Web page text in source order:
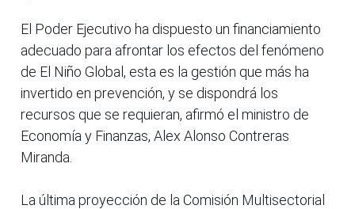
El Poder Ejecutivo ha dispuesto un financiamiento
adecuado para afrontar los efectos del fenómeno
de El Niño Global, esta es la gestión que más ha
invertido en prevención, y se dispondrá los
recursos que se requieran, afirmó el ministro de
Economía y Finanzas, Alex Alonso Contreras
Miranda.
La última proyección de la Comisión Multisectorial